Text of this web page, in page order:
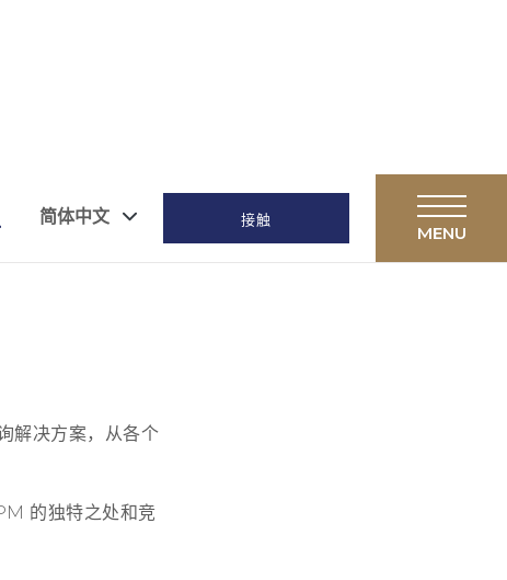
简体中文 接触
解决方案，从各个
的独特之处和竞